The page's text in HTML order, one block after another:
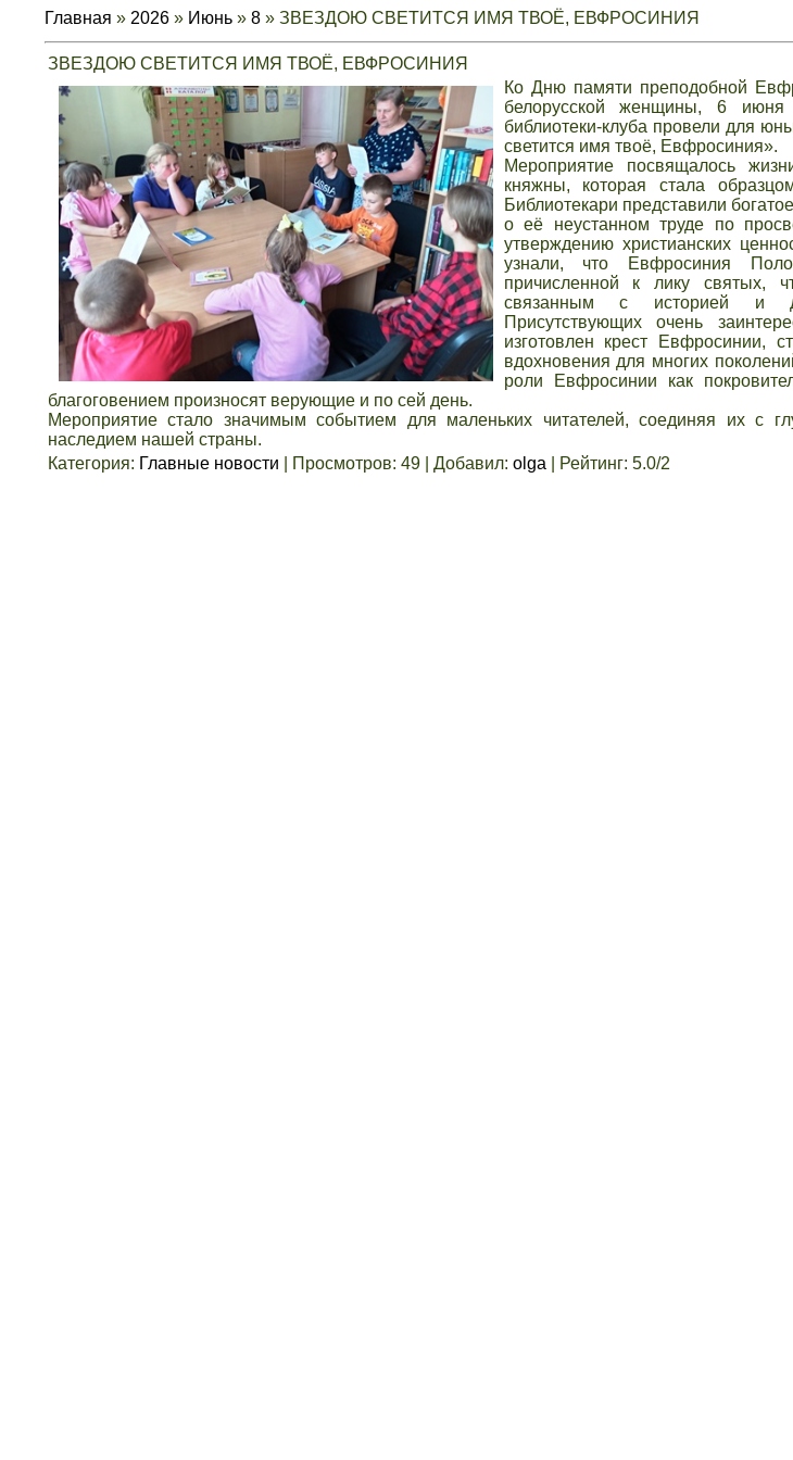
Главная » 2026 » Июнь » 8» ЗВЕЗДОЮ СВЕТИТСЯ ИМЯ ТВОЁ, ЕВФРОСИНИЯ
ЗВЕЗДОЮ СВЕТИТСЯ ИМЯ ТВОЁ, ЕВФРОСИНИЯ
Ко Дню памяти преподобной
белорусской женщины, 6 июня
библиотеки-клуба провели для
светится имя твоё, Евфросиния».
Мероприятие посвящалось
княжны, которая стала
Библиотекари представили
о её неустанном труде по
утверждению христианских
узнали, что Евфросиния
причисленной к лику святых,
связанным с историей и
Присутствующих очень
изготовлен крест Евфросинии,
вдохновения для многих
роли Евфросинии как
благоговением произносят верующие и по сей день.
Мероприятие стало значимым событием для маленьких читателей, соединяя их с
наследием нашей страны.
Категория: Главные новости Просмотров: 49| Добавил: olga Рейтинг: 5.0/2